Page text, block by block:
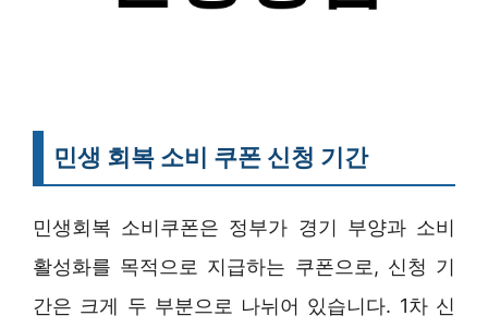
민생 회복 소비 쿠폰 신청 기간
민생회복 소비쿠폰은 정부가 경기 부양과 소비
활성화를 목적으로 지급하는 쿠폰으로, 신청 기
간은 크게 두 부분으로 나뉘어 있습니다. 1차 신